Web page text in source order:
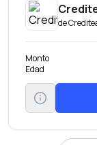
de
Monto
Edad